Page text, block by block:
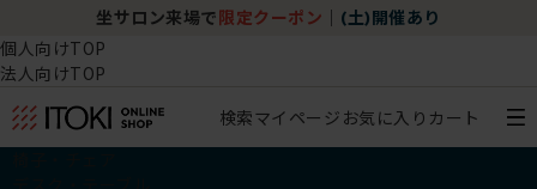
坐サロン来場で 限定クーポン (土)開催あり
個人向けTOP
法人向けTOP
検索マイページ お気に入り カート